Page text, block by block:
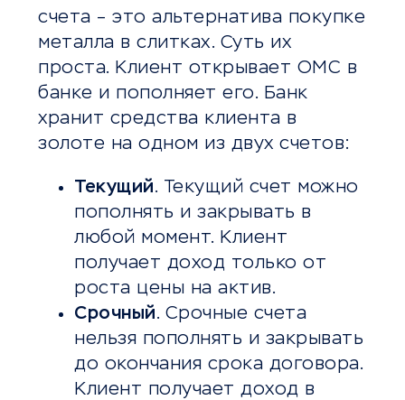
счета – это альтернатива покупке
металла в слитках. Суть их
проста. Клиент открывает ОМС в
банке и пополняет его. Банк
хранит средства клиента в
золоте на одном из двух счетов:
Текущий. Текущий счет можно
пополнять и закрывать в
любой момент. Клиент
получает доход только от
роста цены на актив.
Срочный. Срочные счета
нельзя пополнять и закрывать
до окончания срока договора.
Клиент получает доход в